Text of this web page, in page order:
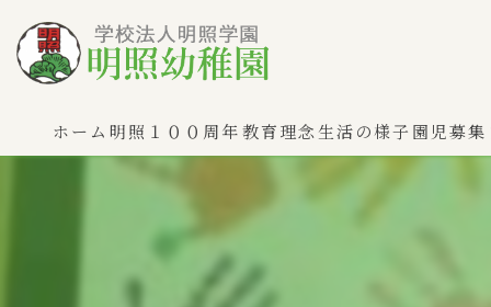
ホーム 明照１００周年教育理念生活の様子 園児募集